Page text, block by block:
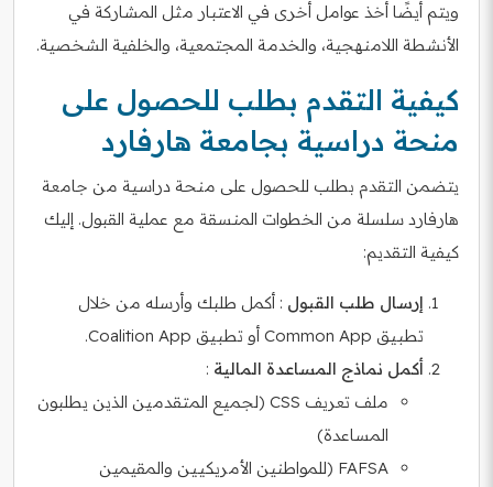
ويتم أيضًا أخذ عوامل أخرى في الاعتبار مثل المشاركة في
الأنشطة اللامنهجية، والخدمة المجتمعية، والخلفية الشخصية.
كيفية التقدم بطلب للحصول على
منحة دراسية بجامعة هارفارد
يتضمن التقدم بطلب للحصول على منحة دراسية من جامعة
هارفارد سلسلة من الخطوات المنسقة مع عملية القبول. إليك
كيفية التقديم:
إرسال طلب القبول : أكمل طلبك وأرسله من خلال
تطبيق Common App أو تطبيق Coalition App.
أكمل نماذج المساعدة المالية :
ملف تعريف CSS (لجميع المتقدمين الذين يطلبون
المساعدة)
FAFSA (للمواطنين الأمريكيين والمقيمين